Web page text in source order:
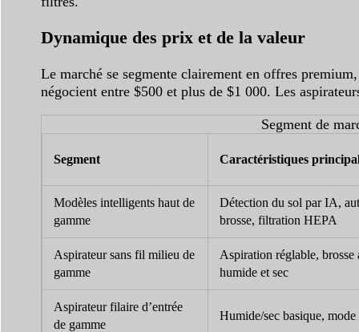
Dynamique des prix et de la valeur
Le marché se segmente clairement en offres
négocient entre $500 et plus de $1 000. Les
Segment de
Segment Caractéristiques
Modèles intelligents haut de
gamme
Détection du sol par IA,
brosse, filtration HEPA
Aspirateur sans fil milieu de
gamme
Aspiration réglable,
humide et sec
Aspirateur filaire d’entrée
de gamme
Humide/sec basique,